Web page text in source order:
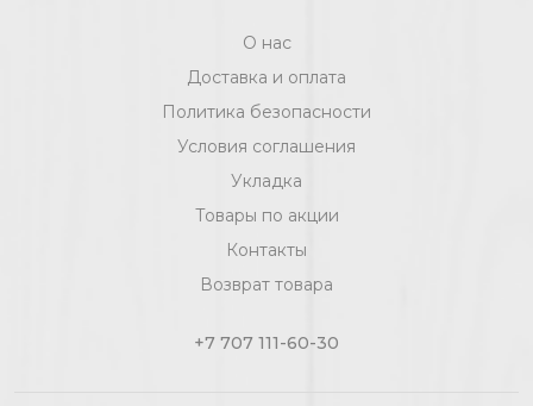
О нас
Доставка и оплата
Политика безопасности
Условия соглашения
Укладка
Товары по акции
Контакты
Возврат товара
+7 707 111-60-30